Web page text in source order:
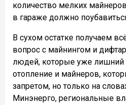
количество мелких
в гараже должно
В сухом остатке получаем
вопрос с майнингом и
людей, которые уже лишний
отопление и майнеров,
запретом, но только на
Минэнерго, региональные